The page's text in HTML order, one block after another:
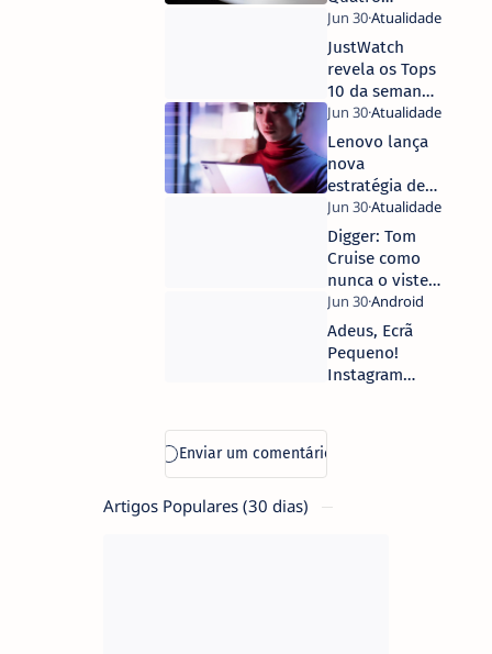
Variantes e
um Mistério
por
Desvendar!
JustWatch
revela os Tops
10 da semana:
os filmes e
séries mais
vistos em
streaming
Lenovo lança
nova
estratégia de
ciber-
resiliência:
90% dos
líderes de TI
admitem
ameaças de IA
Digger: Tom
Cruise como
nunca o viste
num novo
trailer
retrospetivo
da Warner
Adeus, Ecrã
Pequeno!
Instagram
Artigos Populares (30 dias)